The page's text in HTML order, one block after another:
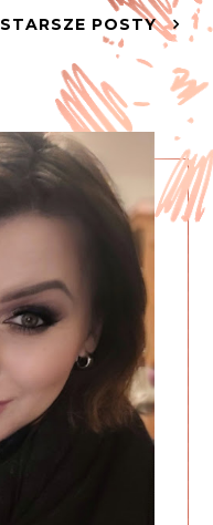
STARSZE POSTY